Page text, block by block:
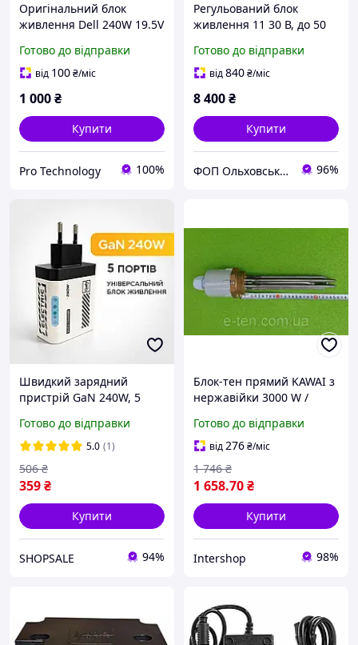
Оригінальний блок
живлення Dell 240W 19.5V
мм з голкою) LA240PM160
P/N 00MFK9 + кабель
Готово до відправки
від 100₴/міс
1 000₴
Купити
Pro Technology 100%
Регульований блок
живлення 11 30 В, до 50
заряджання АКБ Eltek
Flatpack 1500 24V
Готово до відправки
від840₴/міс
8 400₴
Купити
ФОП Ольховський 96%
Швидкий зарядний
пристрій GaN 240W, 5
блок живлення
Готово до відправки
5.0 (1)
359₴
506 ₴
Купити
SHOPSALE 94%
Блок-тен прямий KAWAI з
нержавійки 3000 W /
різьбі 2"(58 мм) / довжина
L = 240мм INTERSHOP
Готово до відправки
від276₴/міс
1 658.70₴
1 746 ₴
Купити
Intershop 98%